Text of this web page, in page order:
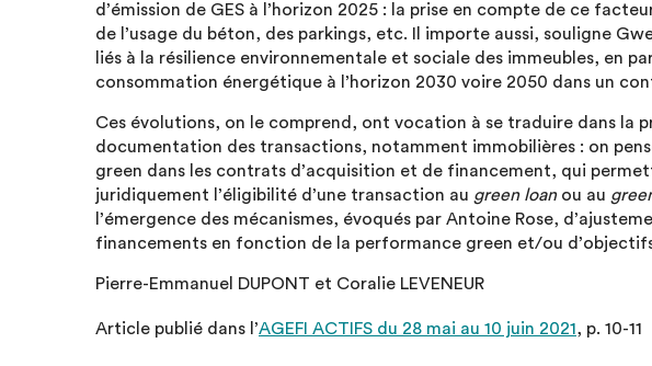
d’émission de GES à l’horizon 2025 : la prise en compte de ce
de l’usage du béton, des parkings, etc. Il importe aussi, souligne
liés à la résilience environnementale et sociale des immeubles, en
consommation énergétique à l’horizon 2030 voire 2050 dans un
Ces évolutions, on le comprend, ont vocation à se traduire dans la
documentation des transactions, notamment immobilières : on
green dans les contrats d’acquisition et de financement, qui
juridiquement l’éligibilité d’une transaction au green loanou au
l’émergence des mécanismes, évoqués par Antoine Rose,
financements en fonction de la performance green et/ou d’objectifs
Pierre-Emmanuel DUPONT et Coralie LEVENEUR
Article publié dans l’AGEFI ACTIFS du 28 mai au 10 juin 2021, p. 10-11